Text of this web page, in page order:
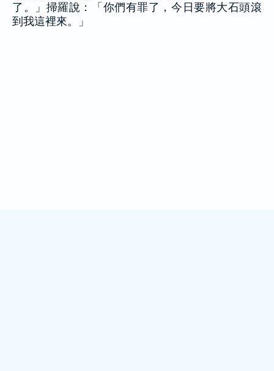
了。」掃羅說：「你們有罪了，今日要將大石頭滾
到我這裡來。」